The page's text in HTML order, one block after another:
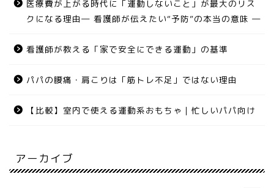
医療費が上がる時代に「運動しないこと」が最大のリス
クになる理由― 看護師が伝えたい“予防”の本当の意味 ―
看護師が教える「家で安全にできる運動」の基準
パパの腰痛・肩こりは「筋トレ不足」ではない理由
【比較】室内で使える運動系おもちゃ｜忙しいパパ向け
アーカイブ